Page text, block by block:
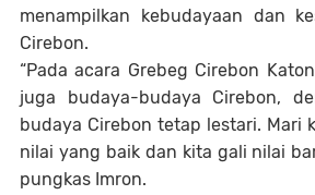
menampilkan kebudayaan dan
Cirebon.
“Pada acara Grebeg Cirebon
juga budaya-budaya Cirebon,
budaya Cirebon tetap lestari. Mari
nilai yang baik dan kita gali nilai
pungkas Imron.